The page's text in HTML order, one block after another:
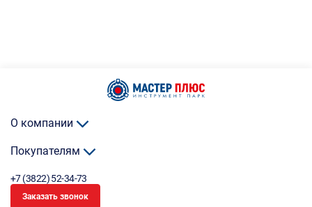
О компании
Покупателям
+7 (3822) 52-34-73
Заказать звонок